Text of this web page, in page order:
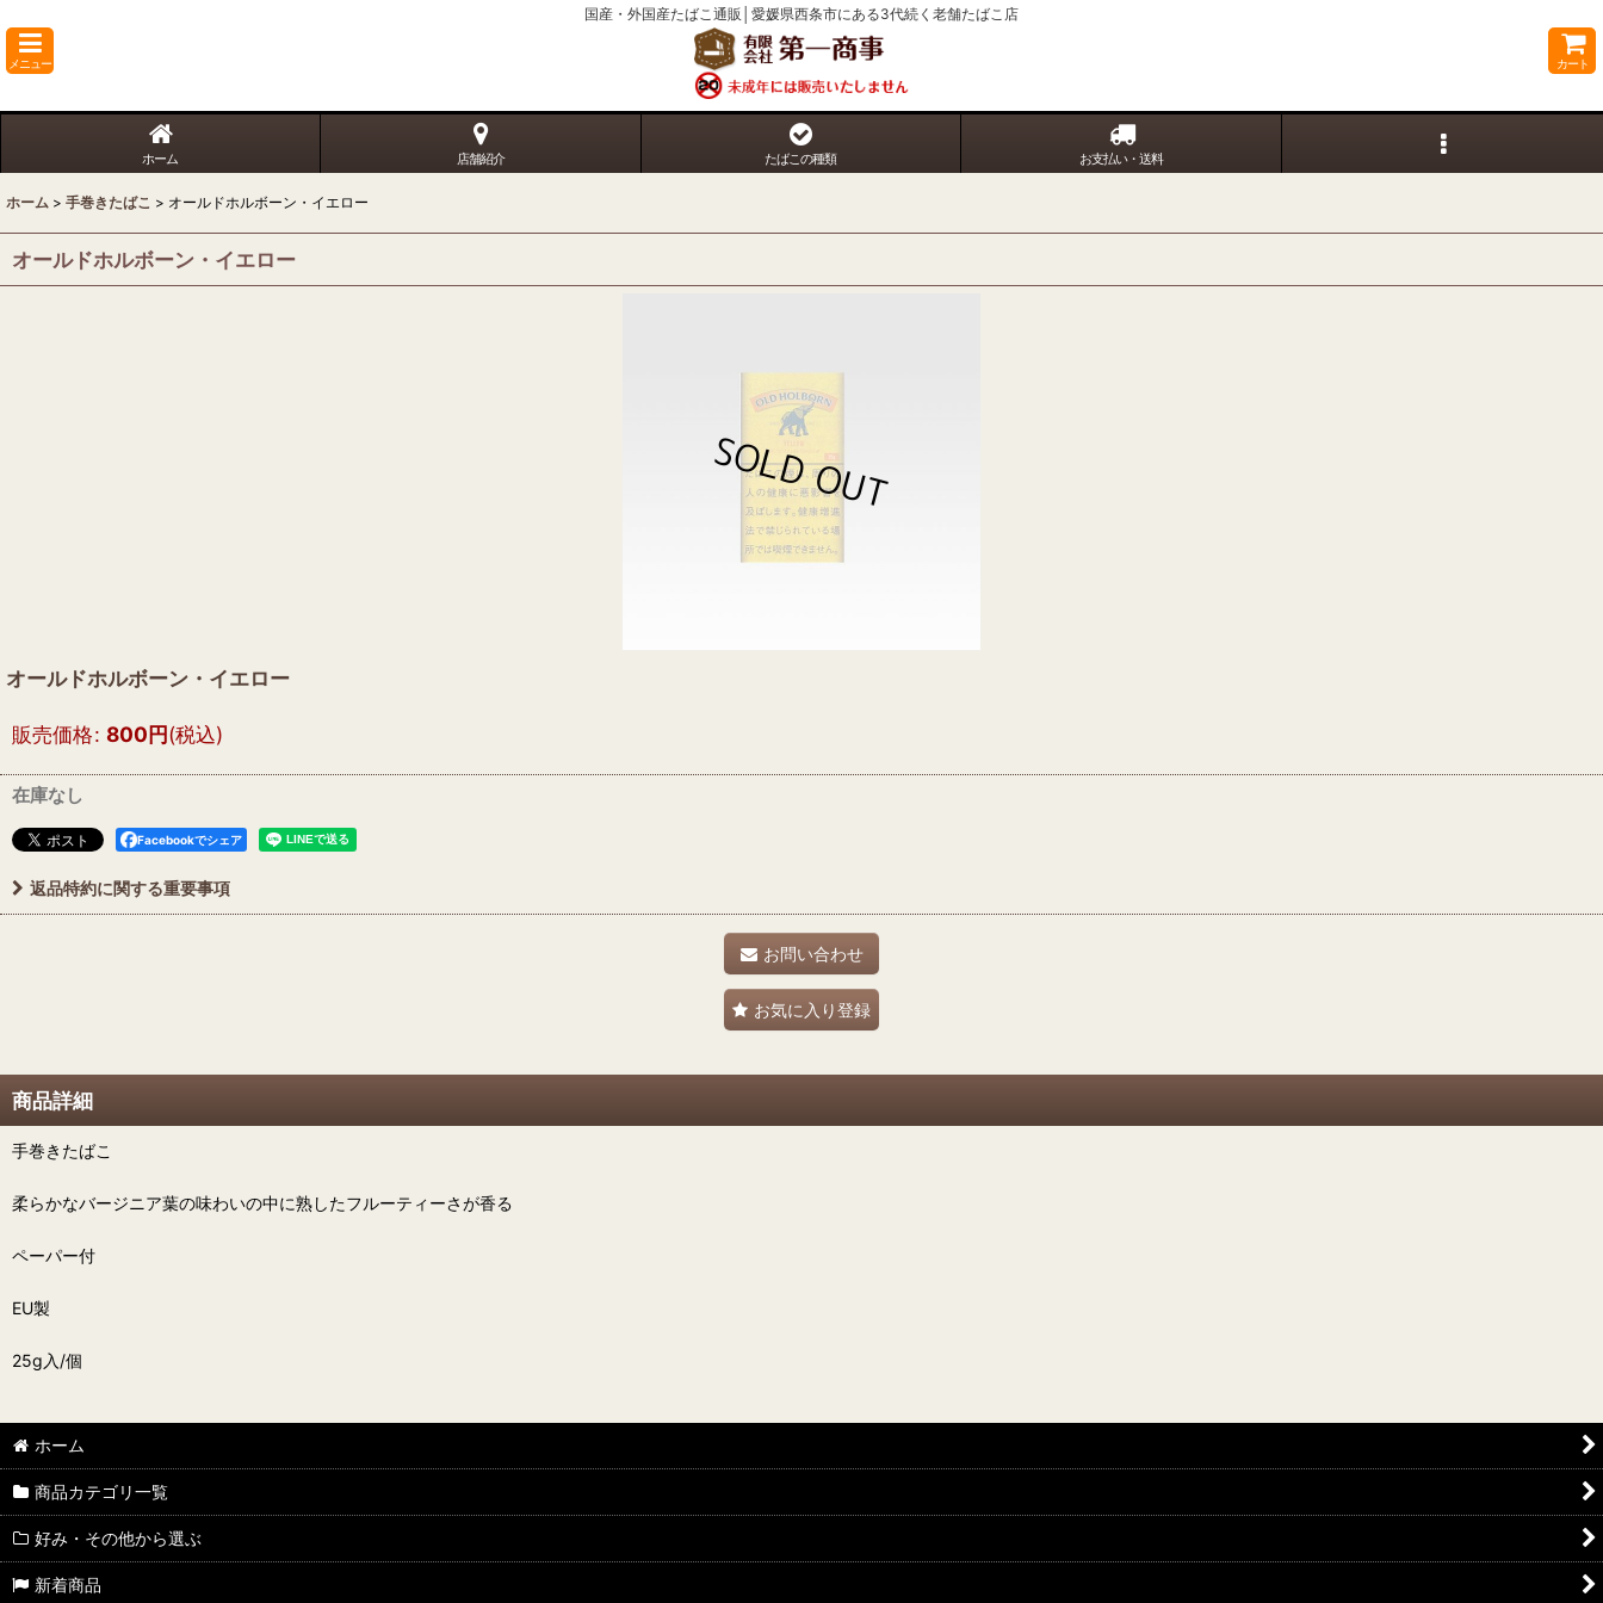
国産・外国産たばこ通販│愛媛県西条市にある3代続く老舗たばこ店
メニュー カート
ホーム 店舗紹介 たばこの種類 お支払い・送料
ホーム > 手巻きたばこ > オールドホルボーン・イエロー
オールドホルボーン・イエロー
オールドホルボーン・イエロー
販売価格: 800円(税込)
在庫なし
Facebookでシェア
返品特約に関する重要事項
お問い合わせ
お気に入り登録
商品詳細
手巻きたばこ
柔らかなバージニア葉の味わいの中に熟したフルーティーさが香る
ペーパー付
EU製
25g入/個
ホーム
商品カテゴリ一覧
好み・その他から選ぶ
新着商品